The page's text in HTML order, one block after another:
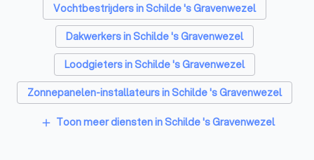
Vochtbestrijders in Schilde 's Gravenwezel
Dakwerkers in Schilde 's Gravenwezel
Loodgieters in Schilde 's Gravenwezel
Zonnepanelen-installateurs in Schilde 's Gravenwezel
Vloerverwarming-installateurs in Schilde 's
add Toon meer diensten in Schilde 's Gravenwezel